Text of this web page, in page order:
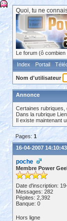
Quoi, tu ne
Le forum (ô
Index
Portail
Nom d'utilisateur
Annonce
Certaines rubriques,
Dans la rubrique
Il existe maintenant
Pages: 1
16-04-2007 14:10:43
poche
Membre Power
Date d'inscription:
Messages: 282
Pépites: 2,392
Banque: 0
Hors ligne